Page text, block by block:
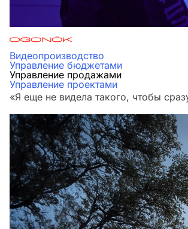
Видеопроизводство
Управление бюджетами
Управление продажами
Управление проектами
«Я еще не видела такого, чтобы